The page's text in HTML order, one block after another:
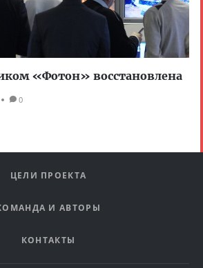
«Фотон» восстановлена
0
ЦЕЛИ ПРОЕКТА
И АВТОРЫ
КОНТАКТЫ